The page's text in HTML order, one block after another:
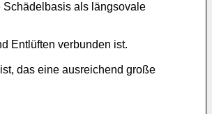
Schädelbasis als längsovale
Entlüften verbunden ist.
das eine ausreichend große